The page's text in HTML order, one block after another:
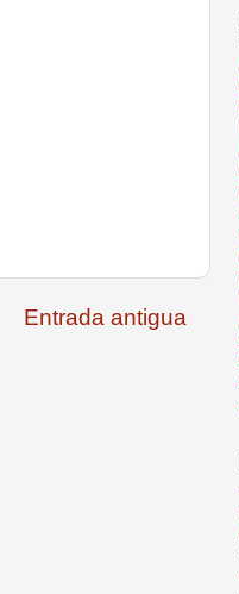
Entrada antigua